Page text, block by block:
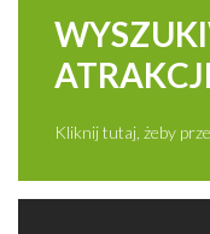
ATRAKCJI
Kliknij tutaj, żeby